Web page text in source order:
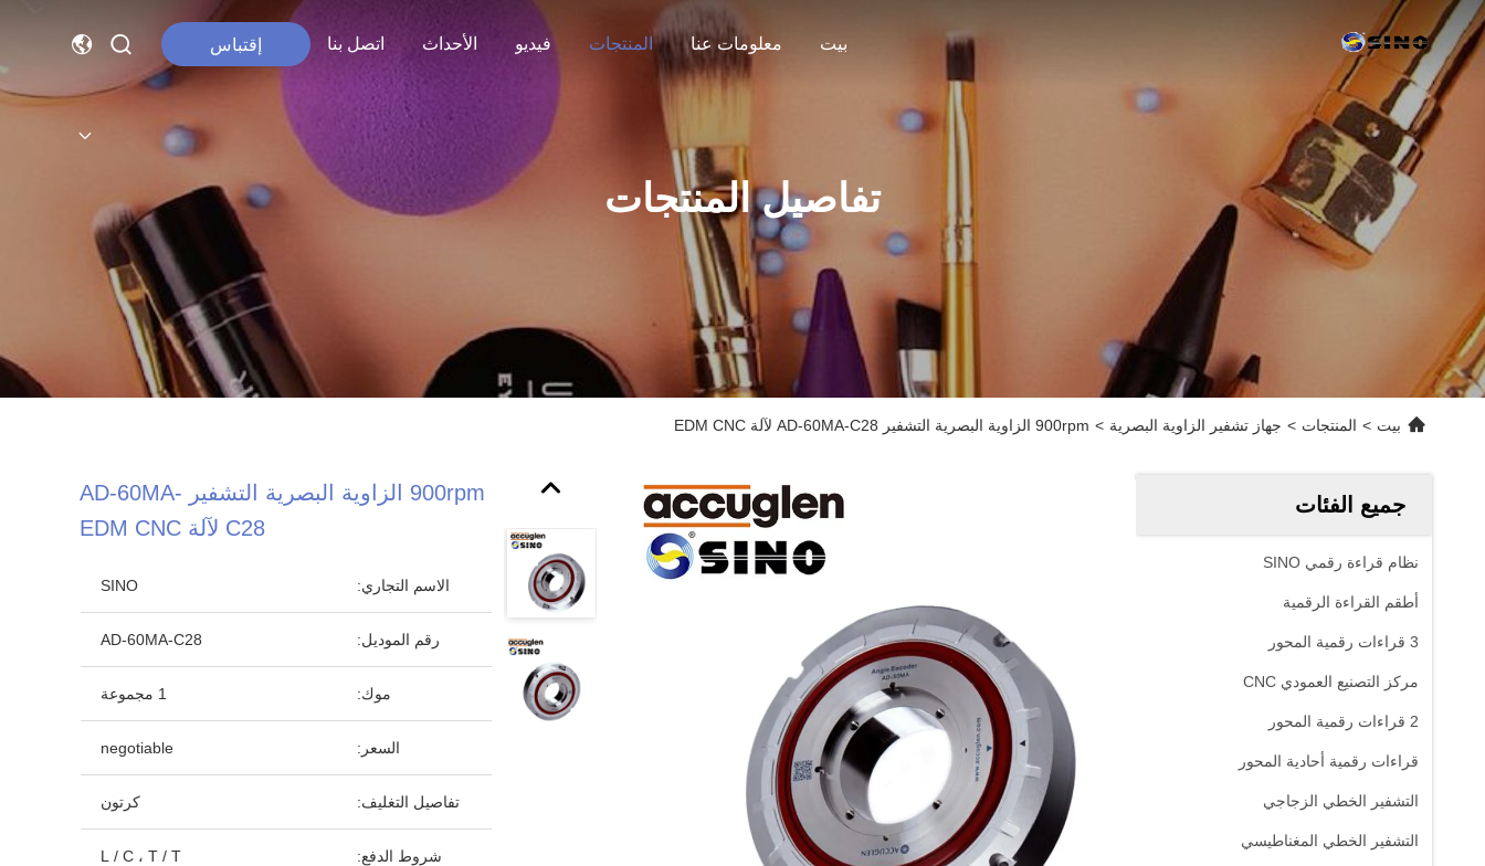
بيت معلومات عنا المنتجات فيديو الأحداث اتصل بنا إقتباس
تفاصيل المنتجات
بيت > المنتجات > جهاز تشفير الزاوية البصرية > 900rpm الزاوية البصرية التشفير AD-60MA-C28 لآلة EDM CNC
جميع الفئات
نظام قراءة رقمي SINO
أطقم القراءة الرقمية
3 قراءات رقمية المحور
مركز التصنيع العمودي CNC
2 قراءات رقمية المحور
قراءات رقمية أحادية المحور
التشفير الخطي الزجاجي
التشفير الخطي المغناطيسي
900rpm الزاوية البصرية التشفير AD-60MA-
C28 لآلة EDM CNC
الاسم التجاري: SINO
رقم الموديل: AD-60MA-C28
موك: 1 مجموعة
السعر: negotiable
تفاصيل التغليف: كرتون
شروط الدفع: L / C ، T / T